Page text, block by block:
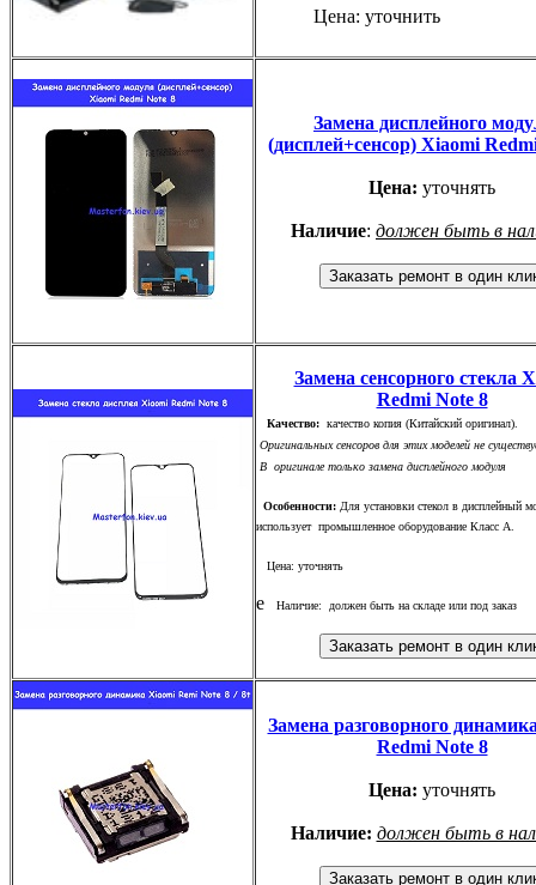
Цена: уточнить
Замена дисплейного
(дисплей+сенсор) Xiaomi
Цена: уточнять
Наличие: должен быть в
Замена сенсорного стекла
Redmi Note 8
Качество: качество копия (Китайский оригинал).
Оригинальных сенсоров для этих моделей не
В оригинале только замена дисплейного модуля
Особенности: Для установки стекол в дисплейный
использует промышленное оборудование Класс А.
Цена: уточнять
е Наличие: должен быть на складе или под заказ
Замена разговорного
Redmi Note 8
Цена: уточнять
Наличие: должен быть в